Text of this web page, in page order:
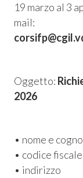
19 marzo al 3
mail:
Oggetto:
2026
• nome e
• codice fiscale
• indirizzo